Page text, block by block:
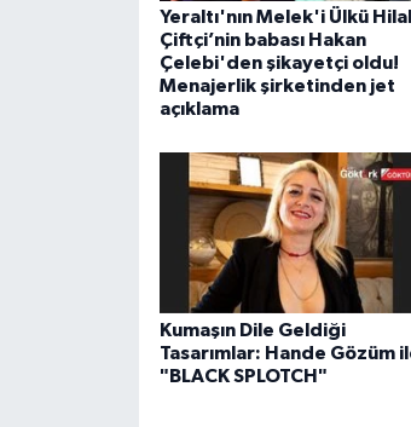
Yeraltı'nın Melek'i Ülkü Hilal
Çiftçi’nin babası Hakan
Çelebi'den şikayetçi oldu!
Menajerlik şirketinden jet
açıklama
Kumaşın Dile Geldiği
Tasarımlar: Hande Gözüm
"BLACK SPLOTCH"